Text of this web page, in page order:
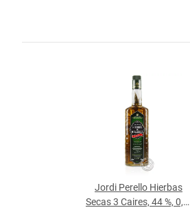
Jordi Perello Hierbas
Secas 3 Caires, 44 %, 0,7-